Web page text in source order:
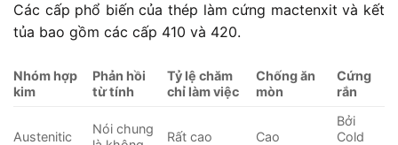
Các cấp phổ biến của thép làm cứng mactenxit và kết
tủa bao gồm các cấp 410 và 420.
Nhóm hợp
kim
Phản hồi
từ tính
Tỷ lệ chăm
chỉ làm việc
Chống ăn
mòn
Cứng
rắn
Austenitic
Nói chung
Rất cao Cao
Bởi
Cold